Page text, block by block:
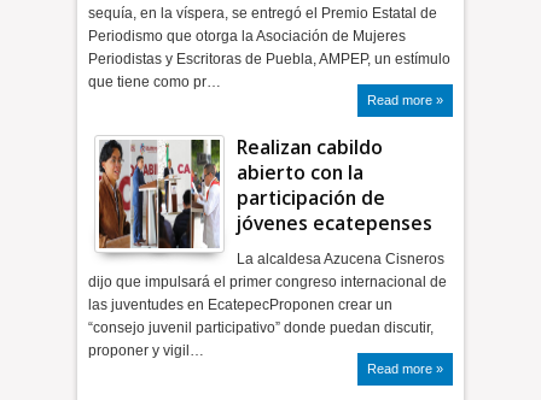
sequía, en la víspera, se entregó el Premio Estatal de
Periodismo que otorga la Asociación de Mujeres
Periodistas y Escritoras de Puebla, AMPEP, un estímulo
que tiene como pr…
Read more »
Realizan cabildo
abierto con la
participación de
jóvenes ecatepenses
La alcaldesa Azucena Cisneros
dijo que impulsará el primer congreso internacional de
las juventudes en EcatepecProponen crear un
“consejo juvenil participativo” donde puedan discutir,
proponer y vigil…
Read more »